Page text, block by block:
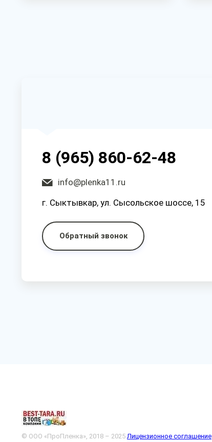
8 (965) 860-62-48
info@plenka11.ru
г. Сыктывкар, ул. Сысольское шоссе, 15
Обратный звонок
© ООО «ПроПленка», 2018 – 2025 Лицензионное соглашение